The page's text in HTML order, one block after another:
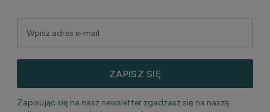
ZAPISZ SIĘ
Zapisując się na nasz newsletter zgadzasz się na naszą